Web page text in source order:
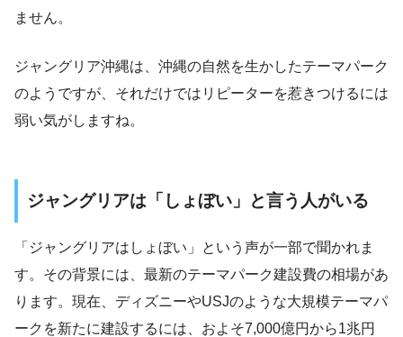
ません。
ジャングリア沖縄は、沖縄の自然を生かしたテーマパーク
のようですが、それだけではリピーターを惹きつけるには
弱い気がしますね。
ジャングリアは「しょぼい」と言う人がいる
「ジャングリアはしょぼい」という声が一部で聞かれま
す。その背景には、最新のテーマパーク建設費の相場があ
ります。現在、ディズニーやUSJのような大規模テーマパ
ークを新たに建設するには、およそ7,000億円から1兆円